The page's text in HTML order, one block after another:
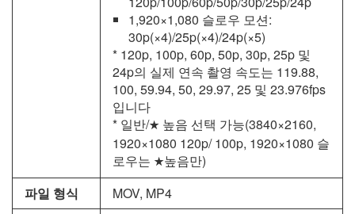
1,920×1,080 슬로우 모션:
30p(×4)/25p(×4)/24p(×5)
* 120p, 100p, 60p, 50p, 30p, 25p 및
24p의 실제 연속 촬영 속도는 119.88,
100, 59.94, 50, 29.97, 25 및 23.976fps
입니다
* 일반/m 높음 선택 가능(3840×2160,
1920×1080 120p/ 100p, 1920×1080 슬
로우는 m높음만)
파일 형식
MOV, MP4